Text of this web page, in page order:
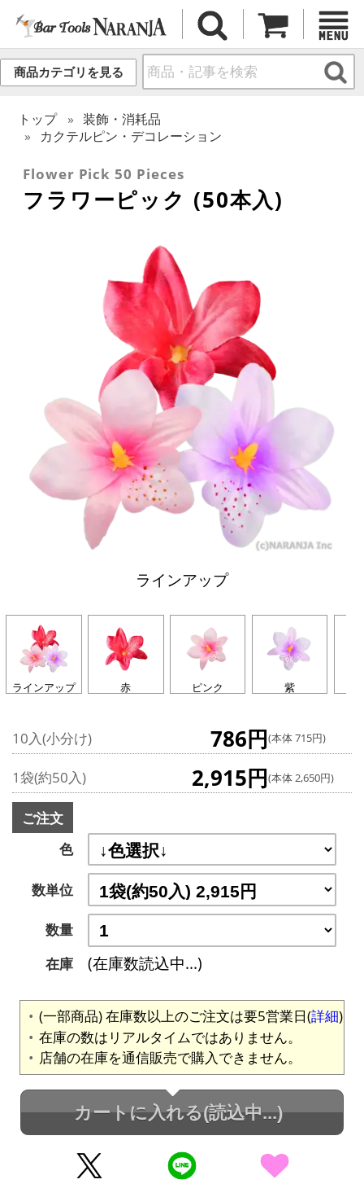
商品カテゴリを見る
トップ
装飾・消耗品
カクテルピン・デコレーション
Flower Pick 50 Pieces
フラワーピック (50本入)
ラインアップ
ラインアップ 赤 ピンク 紫
10入(小分け) 786円(本体 715円)
1袋(約50入) 2,915円(本体 2,650円)
ご注文
色
数単位
数量
在庫
(在庫数読込中...)
(一部商品) 在庫数以上のご注文は要5営業日(詳細)
在庫の数はリアルタイムではありません。
店舗の在庫を通信販売で購入できません。
カートに入れる(読込中...)